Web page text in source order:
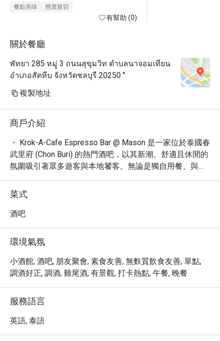
餐點美味 態度親切
有幫助 (0)
關於餐廳
พัทยา 285 หมู่ 3 ถนนสุขุมวิท ตำบลนาจอมเทียน
อำเภอสัตหีบ จังหวัดชลบุรี 20250 "
複製地址
商戶介紹
・ Krok-A-Cafe Espresso Bar @ Mason 是一家位於泰國春
武里府 (Chon Buri) 的熱門酒吧，以其新潮、舒適且休閒的
氛圍吸引著眾多遊客與本地饕客。無論是獨自用餐、與朋
友小聚，或是尋求放鬆的夜晚，這裡都是理想的選擇。
・ 我們的菜單提供各式精緻的吧台餐點、烈酒、啤酒、葡
萄酒以及創意雞尾酒，滿足您不同的味蕾享受。餐廳提供
舒適的室外座位區，讓您在輕鬆的環境中品味美酒佳餚，
・ Krok-A-Cafe Espresso Bar @ Mason 鄰近眾多景點，並
提供免費停車場，讓您的旅程更加順遂。我們樂於接受訂
位，確保您能在此度過愉快的時光。
・ 透過 Eatigo 預訂 Krok-A-Cafe Espresso Bar @
體驗泰國的都會夜生活。
菜式
酒吧
環境氣氛
小酒館, 酒吧, 朋友聚會, 素食友善, 無麩質飲食友善, 單點,
調酒好正, 調酒, 雞尾酒, 有景觀, 打卡熱點, 午餐, 晚餐
服務語言
英語, 泰語